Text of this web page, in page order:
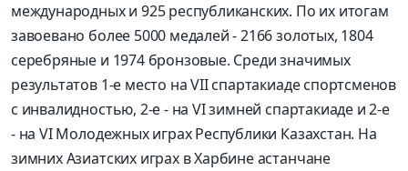
международных и 925 республиканских. По их итогам
завоевано более 5000 медалей - 2166 золотых, 1804
серебряные и 1974 бронзовые. Среди значимых
результатов 1-е место на VII спартакиаде спортсменов
с инвалидностью, 2-е - на VI зимней спартакиаде и 2-е
- на VI Молодежных играх Республики Казахстан. На
зимних Азиатских играх в Харбине астанчане